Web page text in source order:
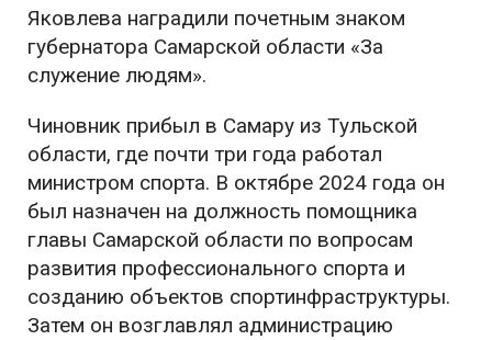
Яковлева наградили почетным знаком
губернатора Самарской области «За
служение людям».
Чиновник прибыл в Самару из Тульской
области, где почти три года работал
министром спорта. В октябре 2024 года он
был назначен на должность помощника
главы Самарской области по вопросам
развития профессионального спорта и
созданию объектов спортинфраструктуры.
Затем он возглавлял администрацию